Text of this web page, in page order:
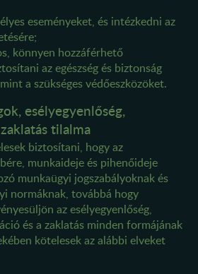
eseményeket, és intézkedni az
könnyen hozzáférhető
az egészség és biztonság
a szükséges védőeszközöket.
esélyegyenlőség,
tilalma
biztosítani, hogy az
munkaideje és pihenőideje
munkaügyi jogszabályoknak és
normáknak, továbbá hogy
az esélyegyenlőség,
és a zaklatás minden formájának
kötelesek az alábbi elveket